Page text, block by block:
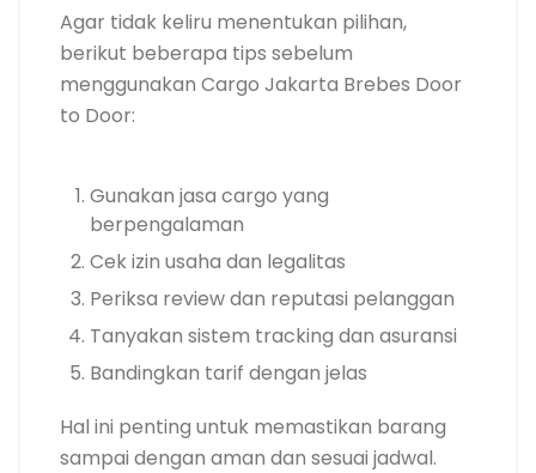
Agar tidak keliru menentukan pilihan,
berikut beberapa tips sebelum
menggunakan Cargo Jakarta Brebes Door
to Door:
Gunakan jasa cargo yang
berpengalaman
Cek izin usaha dan legalitas
Periksa review dan reputasi pelanggan
Tanyakan sistem tracking dan asuransi
Bandingkan tarif dengan jelas
Hal ini penting untuk memastikan barang
sampai dengan aman dan sesuai jadwal.